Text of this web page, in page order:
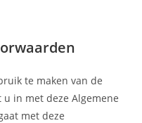
te maken van de
u in met deze Algemene
met deze